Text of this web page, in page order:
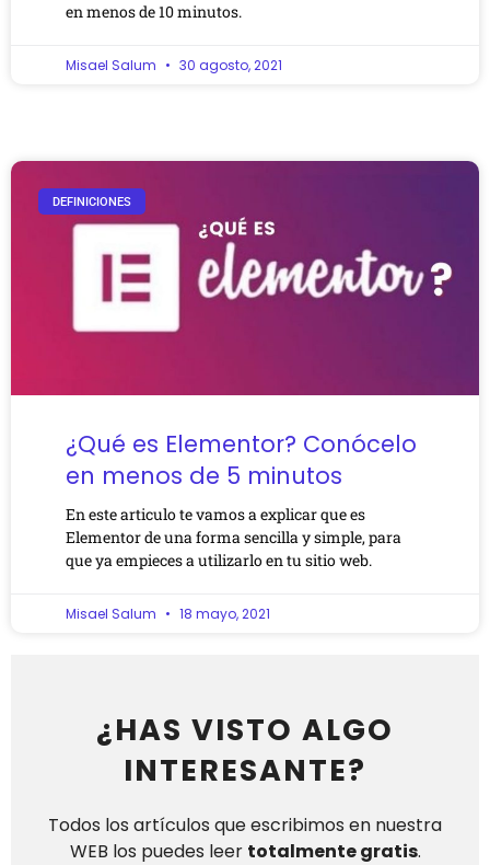
en menos de 10 minutos.
Misael Salum 30 agosto, 2021
DEFINICIONES
¿Qué es Elementor? Conócelo
en menos de 5 minutos
En este articulo te vamos a explicar que es
Elementor de una forma sencilla y simple, para
que ya empieces a utilizarlo en tu sitio web.
Misael Salum 18 mayo, 2021
¿HAS VISTO ALGO
INTERESANTE?
Todos los artículos que escribimos en nuestra
WEB los puedes leer totalmente gratis.